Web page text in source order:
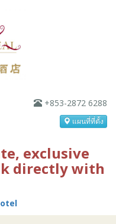
+853-2872 6288
แผนที่ที่ตั้ง
exclusive
directly with